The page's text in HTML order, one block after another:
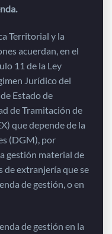
Territorial y la
acuerdan, en el
11 de la Ley
Jurídico del
Estado de
de Tramitación de
que depende de la
(DGM), por
gestión material de
de extranjería que se
de gestión, o en
de gestión en la